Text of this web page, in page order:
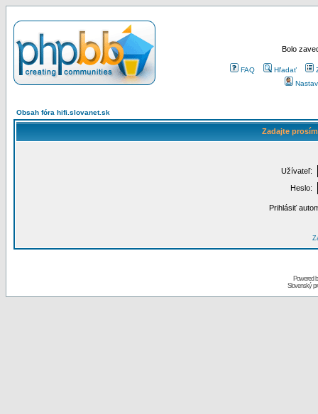
Bolo
FAQ Hľadať
Obsah fóra hifi.slovanet.sk
Zadajte
Užívateľ:
Heslo:
Prihlásiť
Powered
Slovenský